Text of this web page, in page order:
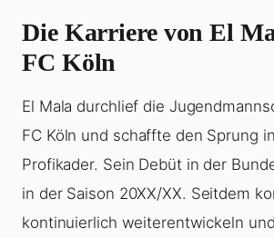
Die Karriere von El
FC Köln
El Mala durchlief die
FC Köln und schaffte den Sprung
Profikader. Sein Debüt in der
in der Saison 20XX/XX. Seitdem
kontinuierlich weiterentwickeln